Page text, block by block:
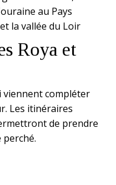
au Pays
la vallée du Loir
Roya et
viennent compléter
Les itinéraires
de prendre